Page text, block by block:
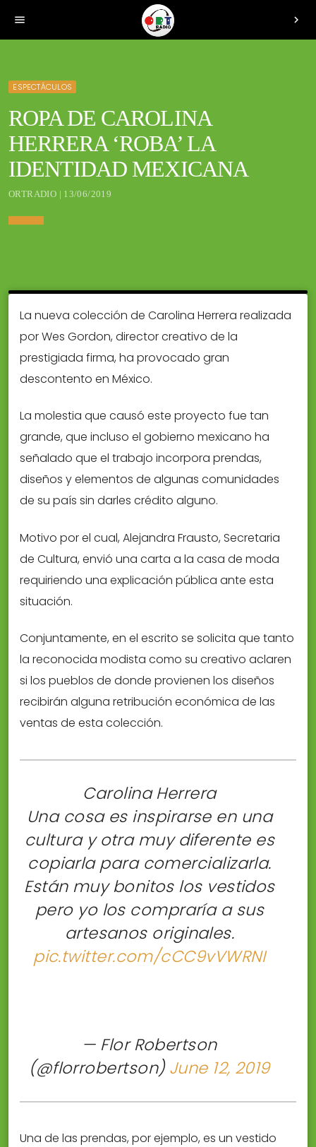
menu chevron_right
ESPECTÁCULOS
ROPA DE CAROLINA
HERRERA ‘ROBA’ LA
IDENTIDAD MEXICANA
ORTRADIO | 13/06/2019
La nueva colección de Carolina Herrera realizada
por Wes Gordon, director creativo de la
prestigiada firma, ha provocado gran
descontento en México.
La molestia que causó este proyecto fue tan
grande, que incluso el gobierno mexicano ha
señalado que el trabajo incorpora prendas,
diseños y elementos de algunas comunidades
de su país sin darles crédito alguno.
Motivo por el cual, Alejandra Frausto, Secretaria
de Cultura, envió una carta a la casa de moda
requiriendo una explicación pública ante esta
situación.
Conjuntamente, en el escrito se solicita que tanto
la reconocida modista como su creativo aclaren
si los pueblos de donde provienen los diseños
recibirán alguna retribución económica de las
ventas de esta colección.
Carolina Herrera
Una cosa es inspirarse en una
cultura y otra muy diferente es
copiarla para comercializarla.
Están muy bonitos los vestidos
pero yo los compraría a sus
artesanos originales.
pic.twitter.com/cCC9vVWRNI
— Flor Robertson
(@florrobertson)June 12, 2019
Una de las prendas, por ejemplo, es un vestido